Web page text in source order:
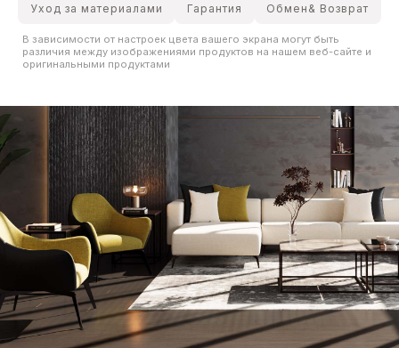
Уход за материалами Гарантия Обмен& Возврат
В зависимости от настроек цвета вашего экрана могут быть
различия между изображениями продуктов на нашем веб-сайте и
оригинальными продуктами